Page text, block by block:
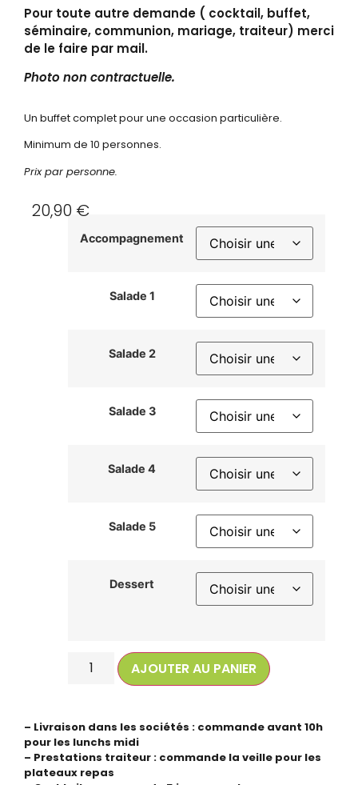
Pour toute autre demande ( cocktail, buffet,
séminaire, communion, mariage, traiteur) merci
de le faire par mail.
Photo non contractuelle.
Un buffet complet pour une occasion particulière.
Minimum de 10 personnes.
Prix par personne.
20,90 €
Accompagnement
Salade 1
Salade 2
Salade 3
Salade 4
Salade 5
Dessert
AJOUTER AU PANIER
– Livraison dans les sociétés : commande avant 10h
pour les lunchs midi
– Prestations traiteur : commande la veille pour les
plateaux repas